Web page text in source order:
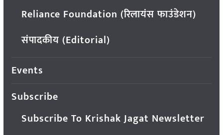
Reliance Foundation (रिलायंस फाउंडेशन)
संपादकीय (Editorial)
Events
Subscribe
Subscribe To Krishak Jagat Newsletter